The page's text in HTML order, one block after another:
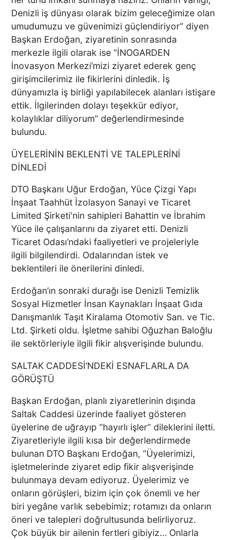
Macron’lu Tanıtım Filmi
Sosyal Medyayı Salladı
DENİZLİ’DE YAĞMUR
TRAFİĞİ BU HALE GETİRDİ
DENİZLİ BAROSU VE
YAPILIYOR
KEKİK ÜRETİCİLERİNİN
UMUDU ALTUNTAŞ
BAHARAT ŞENLİKTE DE
YANLARINDAYDI
İKİ KADINA KURŞUN
YAĞDIRAN ŞÜPHELİNİN
KAÇIŞ ANLARI ORTAYA
ÇIKTI
YIKILDI: "BEBEĞİME SİPER
Acısı 10 Yıldır Dinmeyen
Anne: "Kızımı 'Barışacağız'
Diyerek Evden Götürdü"
DENİZLİ’DEN ALMANYA’YA
INTERPACK ÇIKARMASI DTO
ÜYESİ 38 FİRMA, FUARDA
YENİ TEKNOLOJİLERLE
BULUŞTU
Denizli iş dünyası olarak bizim geleceğimize olan
umudumuzu ve güvenimizi güçlendiriyor” diyen
Başkan Erdoğan, ziyaretinin sonrasında
merkezle ilgili olarak ise “İNOGARDEN
İnovasyon Merkezi’mizi ziyaret ederek genç
girişimcilerimiz ile fikirlerini dinledik. İş
dünyamızla iş birliği yapılabilecek alanları istişare
ettik. İlgilerinden dolayı teşekkür ediyor,
kolaylıklar diliyorum” değerlendirmesinde
bulundu.
ÜYELERİNİN BEKLENTİ VE TALEPLERİNİ
DİNLEDİ
DTO Başkanı Uğur Erdoğan, Yüce Çizgi Yapı
İnşaat Taahhüt İzolasyon Sanayi ve Ticaret
Limited Şirketi'nin sahipleri Bahattin ve İbrahim
Yüce ile çalışanlarını da ziyaret etti. Denizli
Ticaret Odası’ndaki faaliyetleri ve projeleriyle
ilgili bilgilendirdi. Odalarından istek ve
beklentileri ile önerilerini dinledi.
Erdoğan’ın sonraki durağı ise Denizli Temizlik
Sosyal Hizmetler İnsan Kaynakları İnşaat Gıda
Danışmanlık Taşıt Kiralama Otomotiv San. ve Tic.
Ltd. Şirketi oldu. İşletme sahibi Oğuzhan Baloğlu
ile sektörleriyle ilgili fikir alışverişinde bulundu.
SALTAK CADDESİ’NDEKİ ESNAFLARLA DA
GÖRÜŞTÜ
Başkan Erdoğan, planlı ziyaretlerinin dışında
Saltak Caddesi üzerinde faaliyet gösteren
üyelerine de uğrayıp “hayırlı işler” dileklerini iletti.
Ziyaretleriyle ilgili kısa bir değerlendirmede
bulunan DTO Başkanı Erdoğan, “Üyelerimizi,
işletmelerinde ziyaret edip fikir alışverişinde
bulunmaya devam ediyoruz. Üyelerimiz ve
onların görüşleri, bizim için çok önemli ve her
biri yegâne varlık sebebimiz; rotamızı da onların
öneri ve talepleri doğrultusunda belirliyoruz.
Çok büyük bir ailenin fertleri gibiyiz… Onlarla